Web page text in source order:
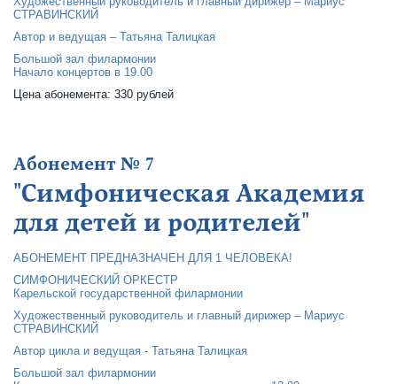
СТРАВИНСКИЙ
Автор и ведущая – Татьяна Талицкая
Большой зал филармонии
Начало концертов в 19.00
Цена абонемента: 330 рублей
Абонемент № 7
"Симфоническая Академия
для детей и родителей"
АБОНЕМЕНТ ПРЕДНАЗНАЧЕН ДЛЯ 1 ЧЕЛОВЕКА!
СИМФОНИЧЕСКИЙ ОРКЕСТР
Карельской государственной филармонии
Художественный руководитель и главный дирижер – Мариус
СТРАВИНСКИЙ
Автор цикла и ведущая - Татьяна Талицкая
Большой зал филармонии